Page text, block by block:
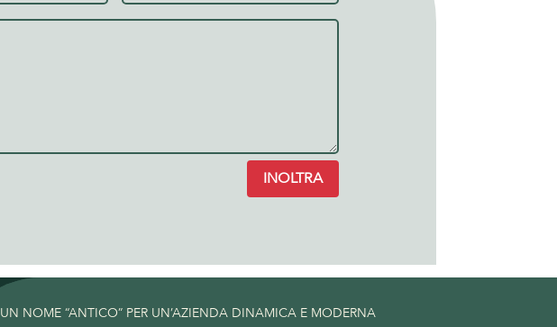
INOLTRA
UN NOME “ANTICO” PER UN’AZIENDA DINAMICA E MODERNA